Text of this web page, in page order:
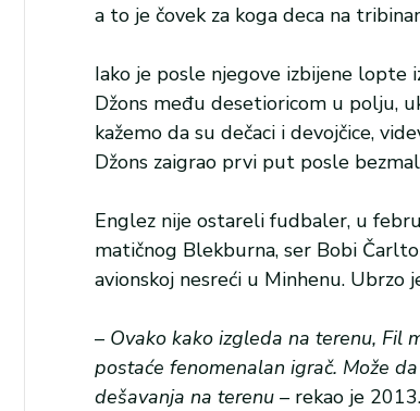
a to je čovek za koga deca na
Iako je posle njegove izbijene lopte
Džons među desetioricom u polju,
kažemo da su dečaci i devojčice,
Džons zaigrao prvi put posle
Englez nije ostareli fudbaler, u
matičnog Blekburna, ser Bobi
avionskoj nesreći u Minhenu.
– Ovako kako izgleda na terenu, Fil
postaće fenomenalan igrač. Može
dešavanja na terenu – rekao je